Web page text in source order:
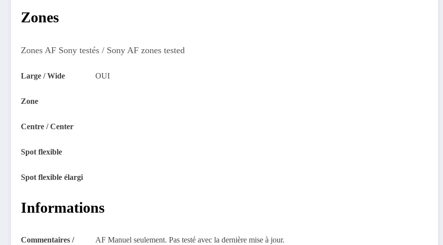
Zones
Zones AF Sony testés / Sony AF zones tested
Large / Wide OUI
Zone
Centre / Center
Spot flexible
Spot flexible élargi
Informations
Commentaires / AF Manuel seulement. Pas testé avec la dernière mise à jour.